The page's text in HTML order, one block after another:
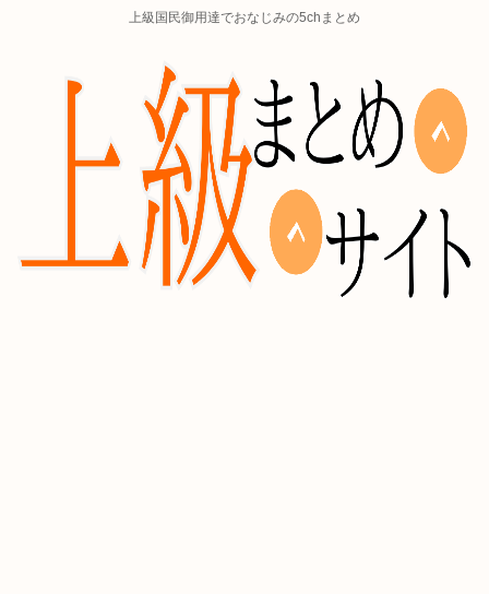
上級国民御用達でおなじみの5chまとめ